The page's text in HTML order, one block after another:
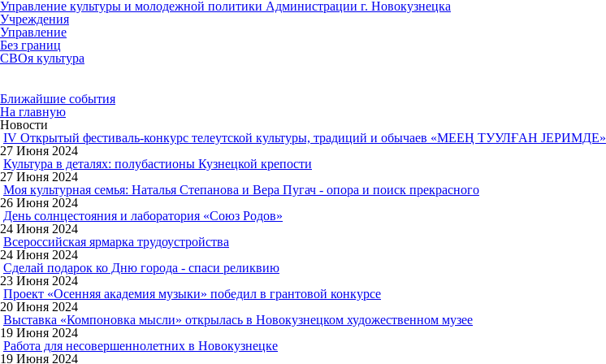
Управление культуры и молодежной политики Администрации г. Новокузнецка
Учреждения
Управление
Без границ
СВОя культура
Ближайшие события
На главную
Новости
IV Открытый фестиваль-конкурс телеутской культуры, традиций и обычаев «МЕЕⱧ ТУУЛҒАН JEРИМДЕ»
27 Июня 2024
Культура в деталях: полубастионы Кузнецкой крепости
27 Июня 2024
Моя культурная семья: Наталья Степанова и Вера Пугач - опора и поиск прекрасного
26 Июня 2024
День солнцестояния и лаборатория «Союз Родов»
24 Июня 2024
Всероссийская ярмарка трудоустройства
24 Июня 2024
Сделай подарок ко Дню города - спаси реликвию
23 Июня 2024
Проект «Осенняя академия музыки» победил в грантовой конкурсе
20 Июня 2024
Выставка «Компоновка мысли» открылась в Новокузнецком художественном музее
19 Июня 2024
Работа для несовершеннолетних в Новокузнецке
19 Июня 2024